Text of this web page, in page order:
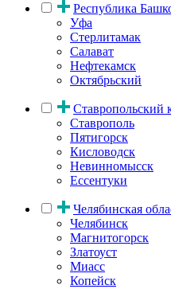
Республика
Уфа
Стерлитамак
Салават
Нефтекамск
Октябрьский
Ставропольский
Ставрополь
Пятигорск
Кисловодск
Невинномысск
Ессентуки
Челябинская
Челябинск
Магнитогорск
Златоуст
Миасс
Копейск